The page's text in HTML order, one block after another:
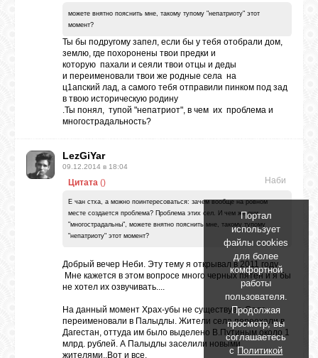
можете внятно пояснить мне, такому тупому "непатриоту" этот
момент?
Ты бы подругому запел, если бы у тебя отобрали дом,
землю, где похоронены твои предки и
которую пахали и сеяли твои отцы и деды
и переименовали твои же родные села на
ц1апский лад, а самого тебя отправили пинком под зад
в твою историческую родину
.Ты понял, тупой "непатриот", в чем их проблема и
многострадальность?
LezGiYar
09.12.2014 в 18:04
Цитата Наби
()
Е чан стха, а можно поинтересоваться: зачем вообще на ровном
месте создается проблема? Проблема этих сел. И чем же они
"многострадальны", можете внятно пояснить мне, такому тупому
"непатриоту" этот момент?
Добрый вечер Неби. Эту тему я открывал в 2011 году.
Мне кажется в этом вопросе много черных пятен и я бы
не хотел их озвучивать....
На данный момент Храх-убы не существует. Село
переименовали в Палыдлы. Жители села переехали в
Дагестан, оттуда им было выделено В.Путиным около 1
млрд. рублей. А Палыдлы заселили новыми
жителями..Вот и все.
Портал
использует
файлы cookies
для более
комфортной
работы
пользователя.
Продолжая
просмотр, вы
соглашаетесь
с Политикой